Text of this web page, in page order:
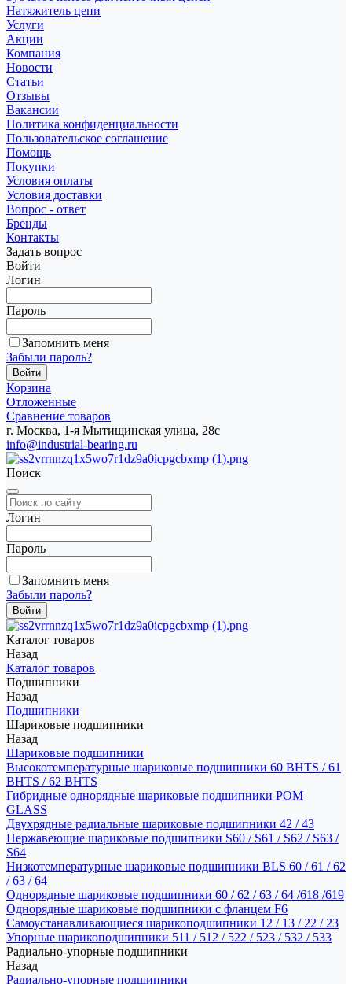
Натяжитель цепи
Услуги
Акции
Компания
Новости
Статьи
Отзывы
Вакансии
Политика конфиденциальности
Пользовательское соглашение
Помощь
Покупки
Условия оплаты
Условия доставки
Вопрос - ответ
Бренды
Контакты
Задать вопрос
Войти
Логин
Пароль
Запомнить меня
Забыли пароль?
Корзина
Отложенные
Сравнение товаров
г. Москва, 1-я Мытищинская улица, 28с
info@industrial-bearing.ru
Поиск
Логин
Пароль
Запомнить меня
Забыли пароль?
Каталог товаров
Назад
Каталог товаров
Подшипники
Назад
Подшипники
Шариковые подшипники
Назад
Шариковые подшипники
Высокотемпературные шариковые подшипники 60 BHTS / 61
BHTS / 62 BHTS
Гибридные однорядные шариковые подшипники POM
GLASS
Двухрядные радиальные шариковые подшипники 42 / 43
Нержавеющие шариковые подшипники S60 / S61 / S62 / S63 /
S64
Низкотемпературные шариковые подшипники BLS 60 / 61 / 62
/ 63 / 64
Однорядные шариковые подшипники 60 / 62 / 63 / 64 /618 /619
Однорядные шариковые подшипники с фланцем F6
Самоустанавливающиеся шарикоподшипники 12 / 13 / 22 / 23
Упорные шарикоподшипники 511 / 512 / 522 / 523 / 532 / 533
Радиально-упорные подшипники
Назад
Радиально-упорные подшипники